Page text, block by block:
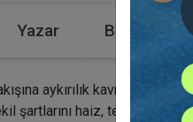
Yazar Bu Kitap
aykırılık kavramı
şartlarını haiz, tedavül